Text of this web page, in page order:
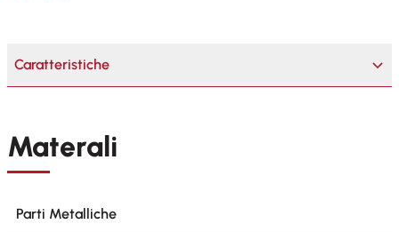
Caratteristiche
Materali
Parti Metalliche